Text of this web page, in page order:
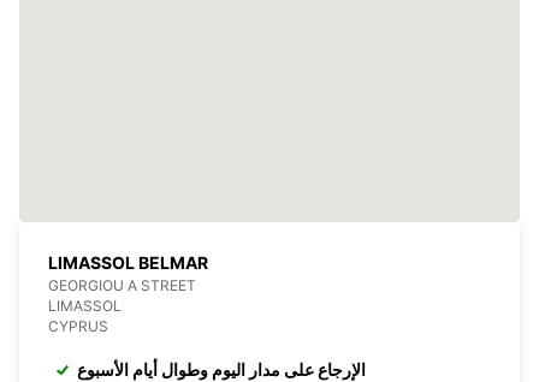
LIMASSOL BELMAR
GEORGIOU A STREET
LIMASSOL
CYPRUS
الإرجاع على مدار اليوم وطوال أيام الأسبوع